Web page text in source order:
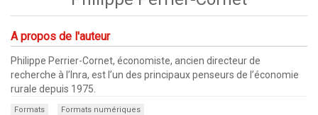
A propos de l'auteur
Philippe Perrier-Cornet, économiste, ancien directeur de
recherche à l’Inra, est l’un des principaux penseurs de l’économie
rurale depuis 1975.
Formats Formats numériques